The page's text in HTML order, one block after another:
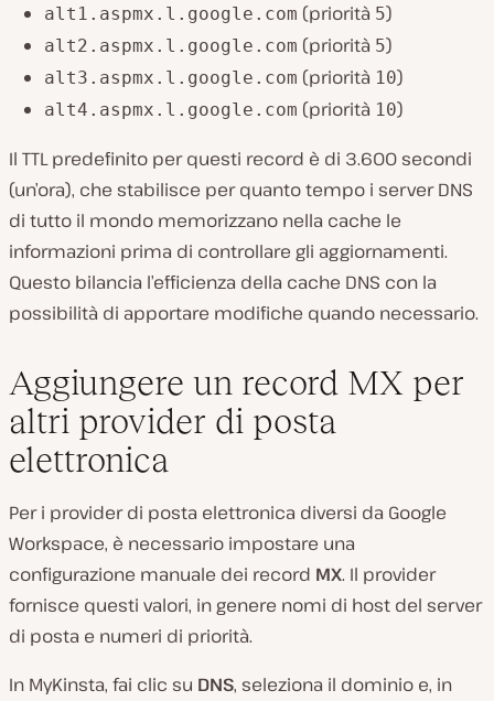
alt1.aspmx.l.google.com (priorità 5)
alt2.aspmx.l.google.com (priorità 5)
alt3.aspmx.l.google.com (priorità 10)
alt4.aspmx.l.google.com (priorità 10)
Il TTL predefinito per questi record è di 3.600 secondi
(un’ora), che stabilisce per quanto tempo i server DNS
di tutto il mondo memorizzano nella cache le
informazioni prima di controllare gli aggiornamenti.
Questo bilancia l’efficienza della cache DNS con la
possibilità di apportare modifiche quando necessario.
Aggiungere un record MX per
altri provider di posta
elettronica
Per i provider di posta elettronica diversi da Google
Workspace, è necessario impostare una
configurazione manuale dei record MX. Il provider
fornisce questi valori, in genere nomi di host del server
di posta e numeri di priorità.
In MyKinsta, fai clic su DNS, seleziona il dominio e, in